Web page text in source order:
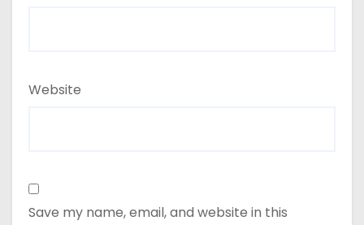
Website
Save my name, email, and website in this